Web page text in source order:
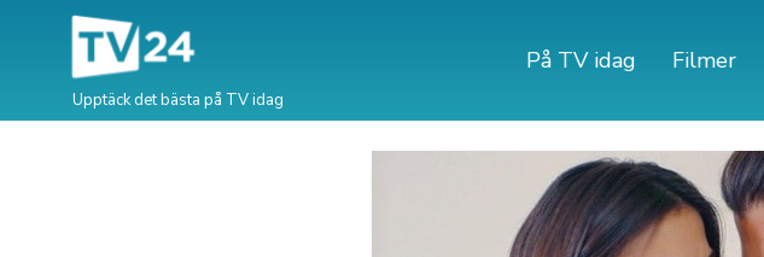
Upptäck det bästa på TV idag
På TV idag Filmer